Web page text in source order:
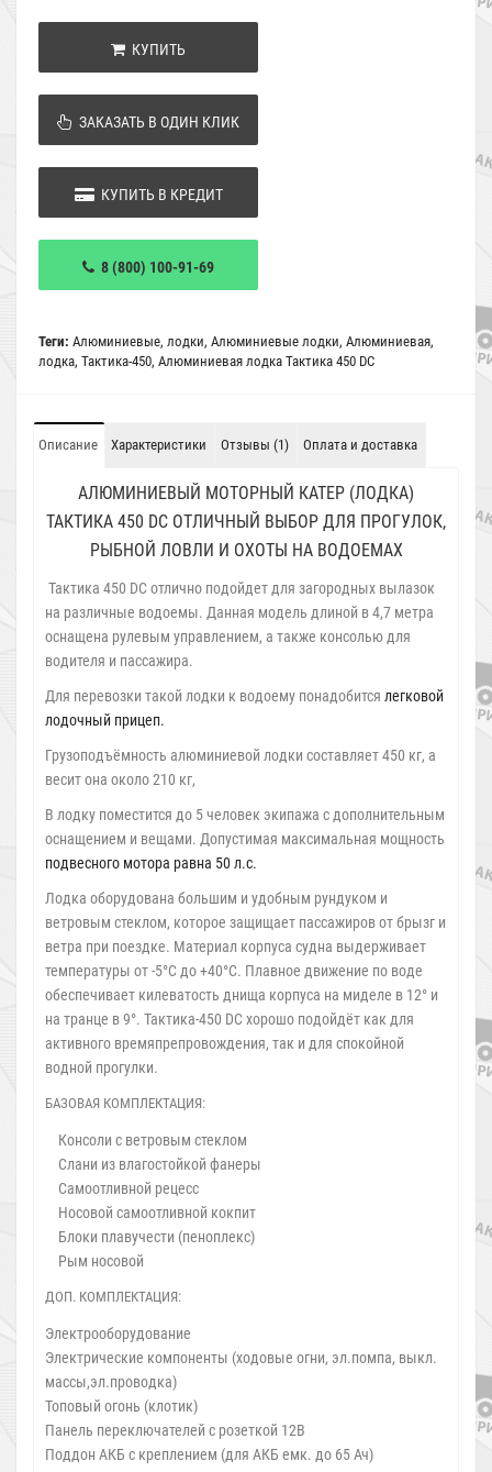
КУПИТЬ
ЗАКАЗАТЬ В ОДИН КЛИК
КУПИТЬ В КРЕДИТ
8 (800) 100-91-69
Теги: Алюминиевые, лодки, Алюминиевые лодки, Алюминиевая,
лодка, Тактика-450, Алюминиевая лодка Тактика 450 DC
Описание Характеристики Отзывы (1) Оплата и доставка
АЛЮМИНИЕВЫЙ МОТОРНЫЙ КАТЕР (ЛОДКА)
ТАКТИКА 450 DC ОТЛИЧНЫЙ ВЫБОР ДЛЯ ПРОГУЛОК,
РЫБНОЙ ЛОВЛИ И ОХОТЫ НА ВОДОЕМАХ
Тактика 450 DC отлично подойдет для загородных вылазок
на различные водоемы. Данная модель длиной в 4,7 метра
оснащена рулевым управлением, а также консолью для
водителя и пассажира.
Для перевозки такой лодки к водоему понадобится легковой
лодочный прицеп.
Грузоподъёмность алюминиевой лодки составляет 450 кг, а
весит она около 210 кг,
В лодку поместится до 5 человек экипажа с дополнительным
оснащением и вещами. Допустимая максимальная мощность
подвесного мотора равна 50 л.с.
Лодка оборудована большим и удобным рундуком и
ветровым стеклом, которое защищает пассажиров от брызг и
ветра при поездке. Материал корпуса судна выдерживает
температуры от -5°С до +40°С. Плавное движение по воде
обеспечивает килеватость днища корпуса на миделе в 12° и
на транце в 9°. Тактика-450 DC хорошо подойдёт как для
активного времяпрепровождения, так и для спокойной
водной прогулки.
БАЗОВАЯ КОМПЛЕКТАЦИЯ:
Консоли с ветровым стеклом
Слани из влагостойкой фанеры
Самоотливной рецесс
Носовой самоотливной кокпит
Блоки плавучести (пеноплекс)
Рым носовой
ДОП. КОМПЛЕКТАЦИЯ:
Электрооборудование
Электрические компоненты (ходовые огни, эл.помпа, выкл.
массы,эл.проводка)
Топовый огонь (клотик)
Панель переключателей с розеткой 12В
Поддон АКБ с креплением (для АКБ емк. до 65 Ач)